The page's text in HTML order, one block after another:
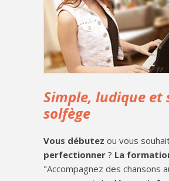
Simple, ludique et
solfège
Vous débutez ou vous
perfectionner ? La
"Accompagnez des chansons